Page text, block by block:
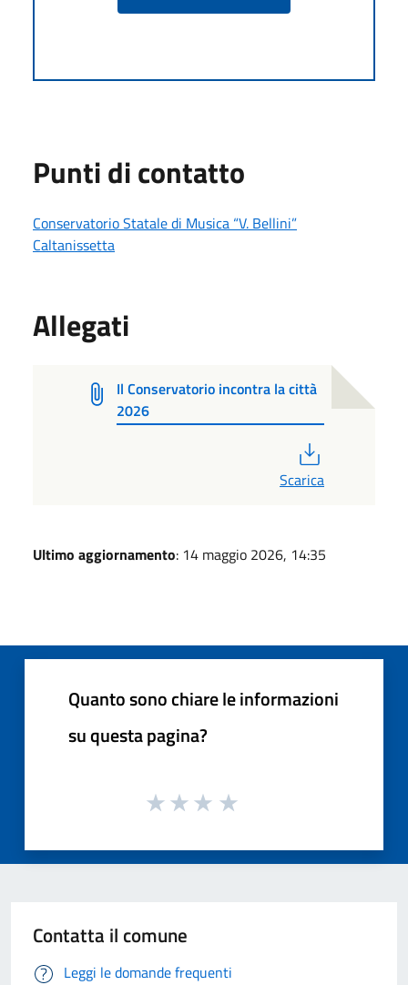
Punti di contatto
Conservatorio Statale di Musica “V. Bellini”
Caltanissetta
Allegati
Il Conservatorio incontra la città
2026
Scarica
Ultimo aggiornamento: 14 maggio 2026, 14:35
Quanto sono chiare le informazioni
su questa pagina?
Contatta il comune
Leggi le domande frequenti